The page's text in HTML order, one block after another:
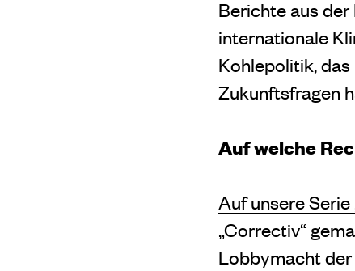
Berichte aus
internationale
Kohlepolitik,
Zukunftsfragen
Auf welche
Auf unsere
„Correctiv“
Lobbymacht